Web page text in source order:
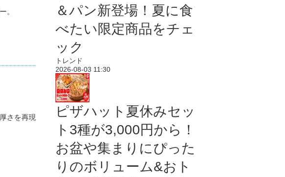
。
さを再現
＆パン新登場！夏に食
べたい限定商品をチェ
ック
トレンド
2026-08-03 11:30
ピザハット夏休みセッ
ト3種が3,000円から！
お盆や集まりにぴった
りのボリューム&おト